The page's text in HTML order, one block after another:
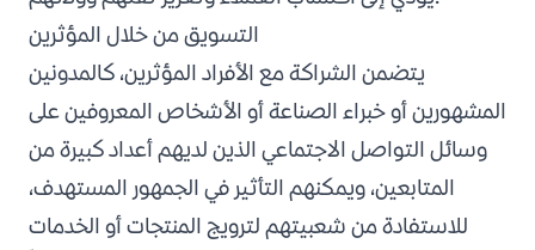
التسويق من خلال المؤثرين
يتضمن الشراكة مع الأفراد المؤثرين، كالمدونين
المشهورين أو خبراء الصناعة أو الأشخاص المعروفين على
وسائل التواصل الاجتماعي الذين لديهم أعداد كبيرة من
المتابعين، ويمكنهم التأثير في الجمهور المستهدف،
للاستفادة من شعبيتهم لترويج المنتجات أو الخدمات